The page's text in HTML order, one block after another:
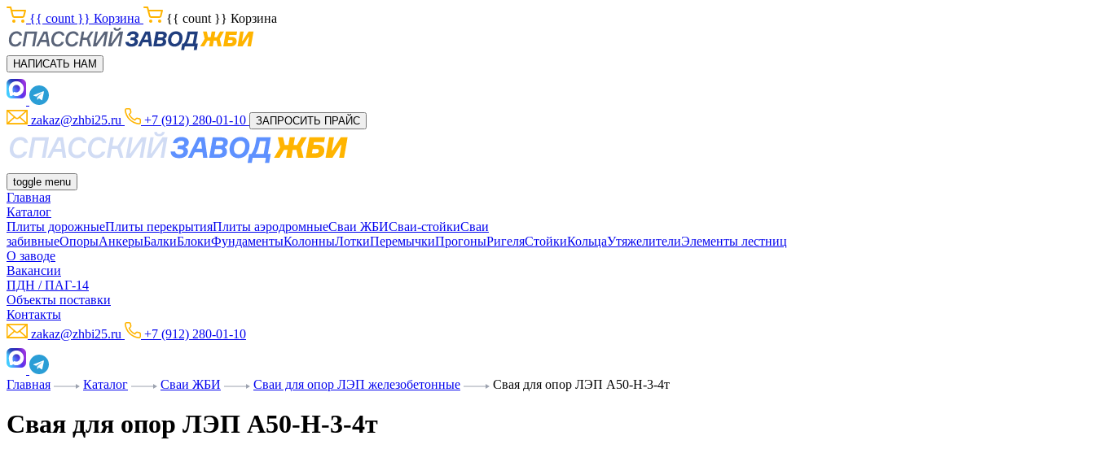
{{ count }} Корзина {{ count }} Корзина
НАПИСАТЬ НАМ
zakaz@zhbi25.ru +7 (912) 280-01-10 ЗАПРОСИТЬ ПРАЙС
toggle menu
Главная
Каталог
Плиты дорожныеПлиты перекрытияПлиты аэродромныеСваи ЖБИСваи-стойкиСваи
забивныеОпорыАнкерыБалкиБлокиФундаментыКолонныЛоткиПеремычкиПрогоныРигеляСтойкиКольцаУтяжелителиЭлементы лестниц
О заводе
Вакансии
ПДН / ПАГ-14
Объекты поставки
Контакты
zakaz@zhbi25.ru
+7 (912) 280-01-10
Главная Каталог Сваи ЖБИ Сваи для опор ЛЭП железобетонные Свая для опор ЛЭП А50-Н-3-4т
Свая для опор ЛЭП А50-Н-3-4т